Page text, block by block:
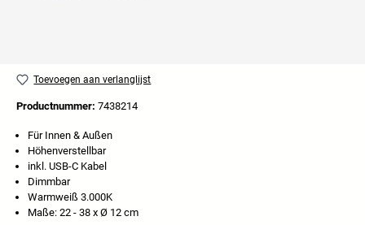
Toevoegen aan verlanglijst
Productnummer: 7438214
Für Innen & Außen
Höhenverstellbar
inkl. USB-C Kabel
Dimmbar
Warmweiß 3.000K
Maße: 22 - 38 x Ø 12 cm